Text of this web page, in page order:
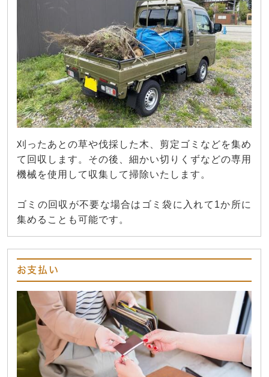
刈ったあとの草や伐採した木、剪定ゴミなどを集め
て回収します。その後、細かい切りくずなどの専用
機械を使用して収集して掃除いたします。
ゴミの回収が不要な場合はゴミ袋に入れて1か所に
集めることも可能です。
お支払い